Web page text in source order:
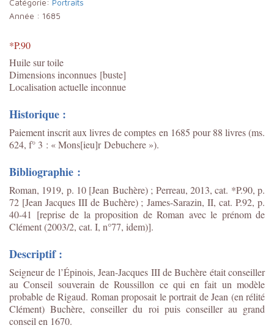
Catégorie: Portraits
Année : 1685
*P.90
Huile sur toile
Dimensions inconnues [buste]
Localisation actuelle inconnue
Historique :
Paiement inscrit aux livres de comptes en 1685 pour 88 livres (ms.
624, f° 3 : « Mons[ieu]rDebuchere »).
Bibliographie :
Roman, 1919, p. 10 [Jean Buchère) ; Perreau, 2013, cat. *P.90, p.
72 [Jean Jacques III de Buchère) ;James-Sarazin, II, cat. P.92, p.
40-41 [reprise de la proposition de Roman avec le prénom de
Clément (2003/2, cat. I, n°77, idem)].
Descriptif :
Seigneur de l’Épinois, Jean-Jacques III de Buchère était conseiller
au Conseil souverain de Roussillon ce qui en fait un modèle
probable de Rigaud. Roman proposait le portrait de Jean (en rélité
Clément) Buchère, conseiller du roi puis conseiller au grand
conseil en 1670.